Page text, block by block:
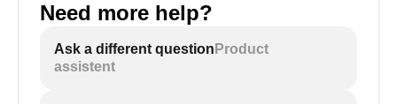
Need more help?
Ask a different question Product
assistent